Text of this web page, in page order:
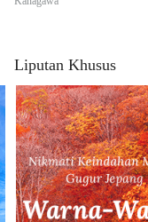
Liputan Khusus